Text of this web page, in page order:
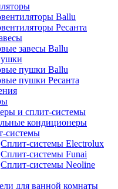
Ballu
Ресанта
завесы Ballu
пушки Ballu
пушки Ресанта
и сплит-системы
кондиционеры
системы
Сплит-системы Electrolux
Сплит-системы Funai
Сплит-системы Neoline
для ванной комнаты